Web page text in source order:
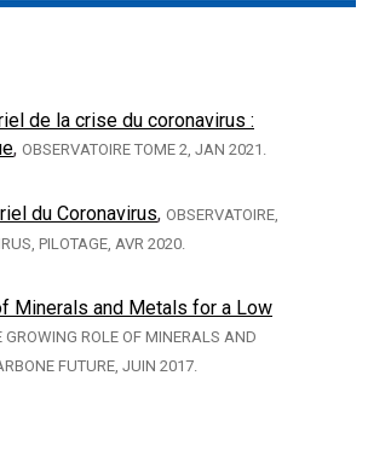
de la crise du coronavirus :
, OBSERVATOIRE TOME 2, JAN 2021.
du Coronavirus, OBSERVATOIRE,
PILOTAGE, AVR 2020.
Minerals and Metals for a Low
GROWING ROLE OF MINERALS AND
FUTURE, JUIN 2017.